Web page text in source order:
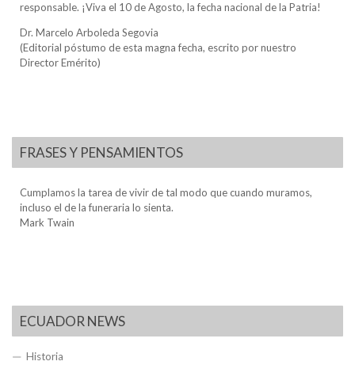
responsable. ¡Viva el 10 de Agosto, la fecha nacional de la Patria!
Dr. Marcelo Arboleda Segovia
(Editorial póstumo de esta magna fecha, escrito por nuestro
Director Emérito)
FRASES Y PENSAMIENTOS
Cumplamos la tarea de vivir de tal modo que cuando muramos,
incluso el de la funeraria lo sienta.
Mark Twain
ECUADOR NEWS
Historia